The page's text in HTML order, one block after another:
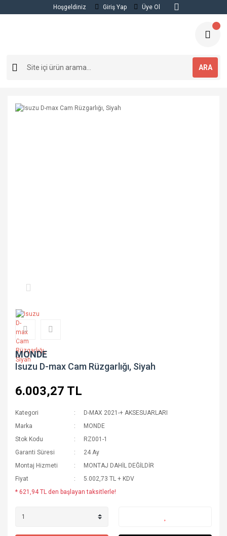
Hoşgeldiniz Giriş Yap Üye Ol
ARA
MONDE
Isuzu D-max Cam Rüzgarlığı, Siyah
6.003,27 TL
Kategori
D-MAX 2021-+ AKSESUARLARI
Marka
MONDE
Stok Kodu
RZ001-1
Garanti Süresi
24 Ay
Montaj Hizmeti
MONTAJ DAHİL DEĞİLDİR
Fiyat
5.002,73 TL + KDV
* 621,94 TL den başlayan taksitlerle!